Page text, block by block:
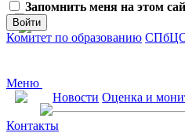
Запомнить меня на этом
Войти
Комитет по образованию
Меню
Новости Оценка и
Контакты